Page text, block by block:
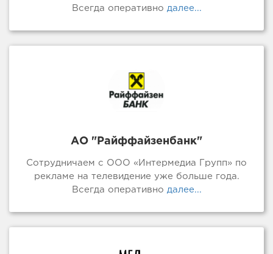
Всегда оперативно далее...
АО "Райффайзенбанк"
Сотрудничаем с ООО «Интермедиа Групп» по
рекламе на телевидение уже больше года.
Всегда оперативно далее...